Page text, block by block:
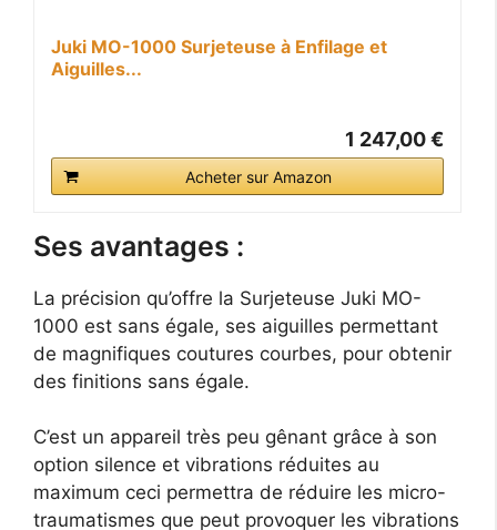
Juki MO-1000 Surjeteuse à Enfilage et
Aiguilles...
1 247,00 €
Acheter sur Amazon
Ses avantages :
La précision qu’offre la Surjeteuse Juki MO-
1000 est sans égale, ses aiguilles permettant
de magnifiques coutures courbes, pour obtenir
des finitions sans égale.
C’est un appareil très peu gênant grâce à son
option silence et vibrations réduites au
maximum ceci permettra de réduire les micro-
traumatismes que peut provoquer les vibrations